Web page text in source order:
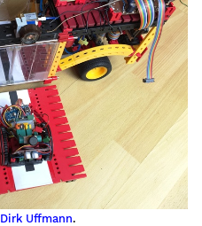
Dirk Uffmann.